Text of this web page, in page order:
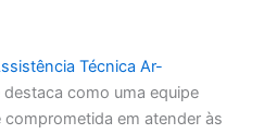
Técnica Ar-
destaca como uma equipe
em atender às